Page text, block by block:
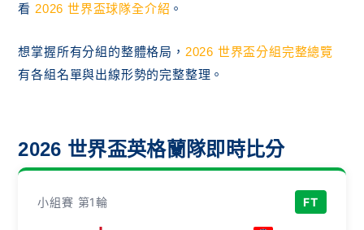
看 2026 世界盃球隊全介紹 。
想掌握所有分組的整體格局， 2026 世界盃分組完整總覽
有各組名單與出線形勢的完整整理。
2026 世界盃英格蘭隊即時比分
小組賽 第1輪 FT